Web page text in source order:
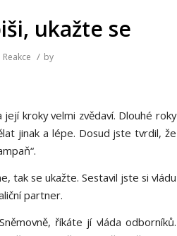
ukažte se
Reakce / by
kroky velmi zvědaví. Dlouhé roky
jinak a lépe. Dosud jste tvrdil, že
tak se ukažte. Sestavil jste si vládu
partner.
říkáte jí vláda odborníků.